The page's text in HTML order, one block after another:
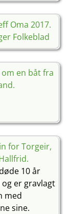
Oma 2017.
Folkeblad
en båt fra
for Torgeir,
10 år
er gravlagt
med
sine.